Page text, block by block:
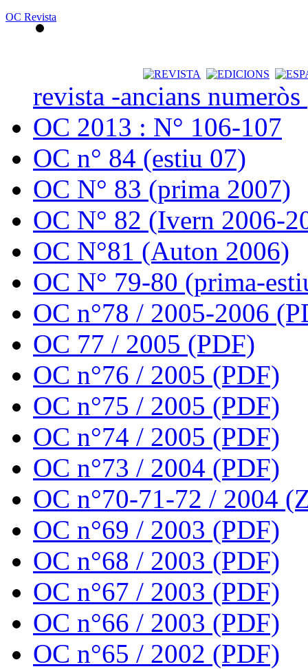
OC Revista
revista -ancians
OC 2013 : N° 106-107
OC n° 84 (estiu 07)
OC N° 83 (prima 2007)
OC N° 82 (Ivern 2006-
OC N°81 (Auton 2006)
OC N° 79-80 (prima-
OC n°78 / 2005-2006
OC 77 / 2005 (PDF)
OC n°76 / 2005 (PDF)
OC n°75 / 2005 (PDF)
OC n°74 / 2005 (PDF)
OC n°73 / 2004 (PDF)
OC n°70-71-72 / 2004
OC n°69 / 2003 (PDF)
OC n°68 / 2003 (PDF)
OC n°67 / 2003 (PDF)
OC n°66 / 2003 (PDF)
OC n°65 / 2002 (PDF)